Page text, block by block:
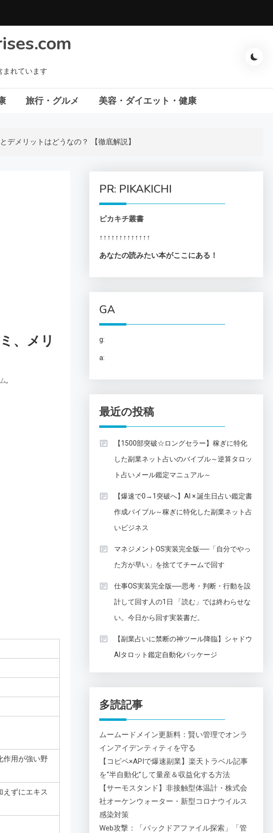
まれています
旅行・グルメ 美容・ダイエット・健康
メリットはどうなの？ 【徹底解説】
、メリ
,
作用が強い野
えずにエキス
PR: PIKAKICHI
ピカキチ叢書
↑↑↑↑↑↑↑↑↑↑↑↑↑
あなたの読みたい本がここにある！
GA
g:
a:
最近の投稿
【1500部突破☆ロングセラー】稼ぎに特化
した副業ネット占いのバイブル～逆算タロッ
ト占いメール鑑定マニュアル～
【爆速で0→1突破へ】AI × 誕生日占い鑑定書
作成バイブル～稼ぎに特化した副業ネット占
いビジネス
マネジメントOS実装完全版──「自分でやっ
た方が早い」を捨ててチームで回す
仕事OS実装完全版──思考・判断・行動を設
計して回す人の1日 「読む」では終わらせな
い。今日から回す実装書だ。
【副業占いに禁断の神ツール降臨】シャドウ
AIタロット鑑定自動化パッケージ
多読記事
ムームードメイン更新料：賢い管理でオンラ
インアイデンティティを守る
【コピペ×APIで爆速副業】楽天トラベル記事
を“半自動化”して量産＆収益化する方法
【サーモスタンド】非接触型体温計・株式会
社オーケンウォーター・新型コロナウイルス
感染対策
Web攻撃：「バックドアファイル探索」「管